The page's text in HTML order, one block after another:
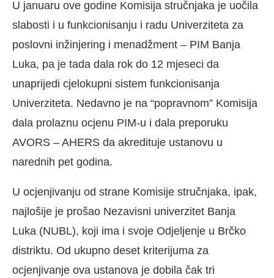
U januaru ove godine Komisija stručnjaka je uočila
slabosti i u funkcionisanju i radu Univerziteta za
poslovni inžinjering i menadžment – PIM Banja
Luka, pa je tada dala rok do 12 mjeseci da
unaprijedi cjelokupni sistem funkcionisanja
Univerziteta. Nedavno je na “popravnom” Komisija
dala prolaznu ocjenu PIM-u i dala preporuku
AVORS – AHERS da akredituje ustanovu u
narednih pet godina.
U ocjenjivanju od strane Komisije stručnjaka, ipak,
najlošije je prošao Nezavisni univerzitet Banja
Luka (NUBL), koji ima i svoje Odjeljenje u Brčko
distriktu. Od ukupno deset kriterijuma za
ocjenjivanje ova ustanova je dobila čak tri